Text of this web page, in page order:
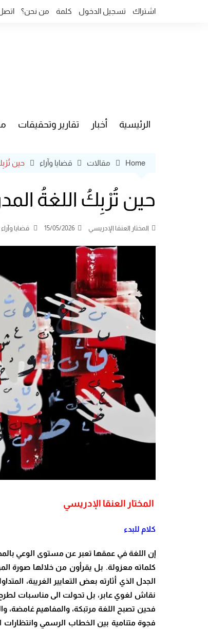
اشتراك تسجيل الدخول كلمة من نحن؟
الرئيسية أخبار تقارير وتحقيقات
Home مقالات قضايا وآراء حين
حين تُرْبِكُ اللغةُ
المختار العنقا الإدريسي 15/05/2026 قضايا وآراء
المختار العنقا الإدريسي
كلام للبدء
إن اللغة في عمقها تعبر عن مستوى الوعي
كلماته معزولة. بل يقرأون من خلالها صورة
نقاش لغوي عابر، بل تحولت الى مناسبات لطرح
فحين تصبح اللغة مرتبكة، والمفاهيم غامضة،
فجوة متنامية بين الخطاب الرسمي وانتظارات